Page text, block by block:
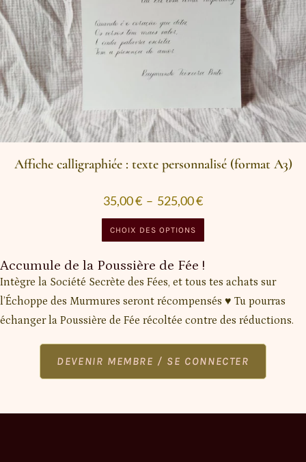
Affiche calligraphiée : texte personnalisé (format A3)
35,00€ – 525,00€
CHOIX DES OPTIONS
Accumule de la Poussière de Fée !
Intègre la Société Secrète des Fées, et tous tes achats sur
l’Échoppe des Murmures seront récompensés ♥ Tu pourras
échanger la Poussière de Fée récoltée contre des réductions.
DEVENIR MEMBRE / SE CONNECTER